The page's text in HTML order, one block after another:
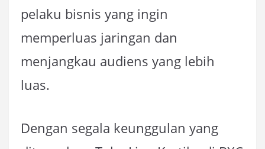
pelaku bisnis yang ingin
memperluas jaringan dan
menjangkau audiens yang lebih
luas.
Dengan segala keunggulan yang